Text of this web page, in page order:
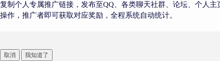
复制个人专属推广链接，发布至QQ、各类聊天社群、论坛、个人
操作，推广者即可获取对应奖励，全程系统自动统计。
取消 我知道了